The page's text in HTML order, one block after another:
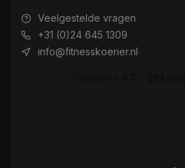
Veelgestelde vragen
+31 (0)24 645 1309
info@fitnesskoerier.nl